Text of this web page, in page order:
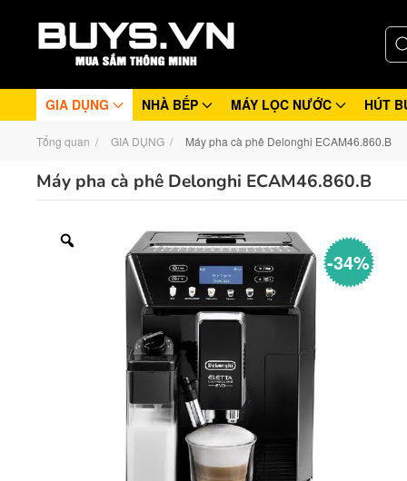
GIA DỤNG NHÀ BẾP MÁY LỌC NƯỚC HÚT
Tổng quan GIA DỤNG Máy pha cà phê Delonghi ECAM46.860.B
Máy pha cà phê Delonghi ECAM46.860.B
-34%